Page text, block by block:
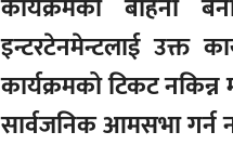
कार्यक्रमको बाहना
इन्टरटेनमेन्टलाई उक्त
कार्यक्रमको टिकट
सार्वजनिक आमसभा गर्न